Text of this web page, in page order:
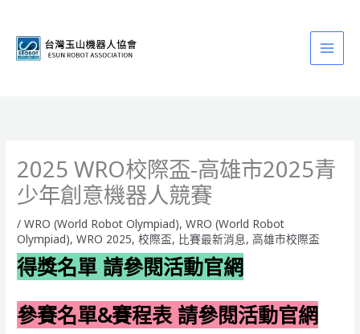
2025 WRO校際盃-高雄市2025青
少年創意機器人競賽
/WRO (World Robot Olympiad),WRO (World Robot
Olympiad),WRO 2025,校際盃, 比賽最新消息,高雄市校際盃
得獎名單 請參閱活動官網
參賽名單&賽程表 請參閱活動官網